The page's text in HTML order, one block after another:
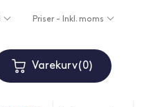
Priser - Inkl. moms
Varekurv 0